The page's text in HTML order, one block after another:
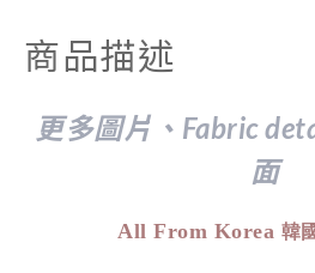
商品描述
更多圖片、Fabric
面
All From Korea 韓